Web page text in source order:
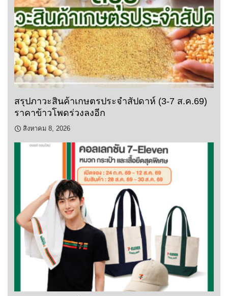
สรุปภาวะสินค้าเกษตรประจำสัปดาห์ (3-7 ส.ค.69)
ราคาข้าวโพดร่วงลงอีก
สิงหาคม 8, 2026